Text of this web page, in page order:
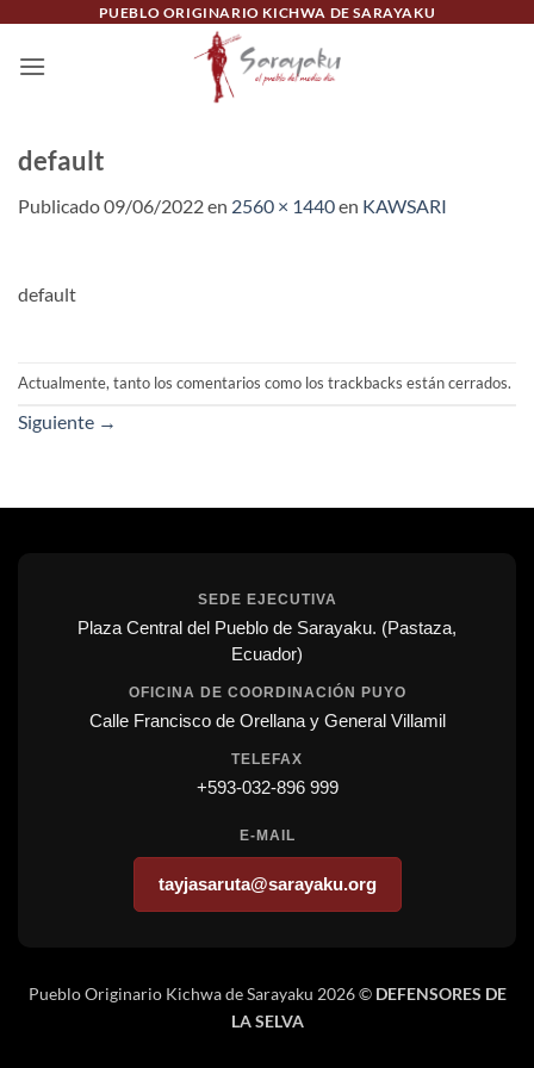
contenido
PUEBLO ORIGINARIO KICHWA DE SARAYAKU
default
Publicado09/06/2022en 2560 × 1440en KAWSARI
default
Actualmente, tanto los comentarios como los trackbacks están cerrados.
Siguiente →
SEDE EJECUTIVA
Plaza Central del Pueblo de Sarayaku. (Pastaza,
Ecuador)
OFICINA DE COORDINACIÓN PUYO
Calle Francisco de Orellana y General Villamil
TELEFAX
+593-032-896 999
E-MAIL
tayjasaruta@sarayaku.org
Pueblo Originario Kichwa de Sarayaku 2026 © DEFENSORES DE
LA SELVA